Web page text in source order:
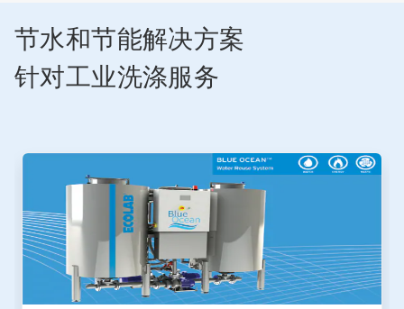
节水和节能解决方案
针对工业洗涤服务